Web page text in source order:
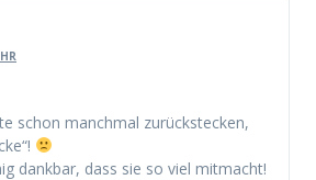
schon manchmal zurückstecken,
dankbar, dass sie so viel mitmacht!